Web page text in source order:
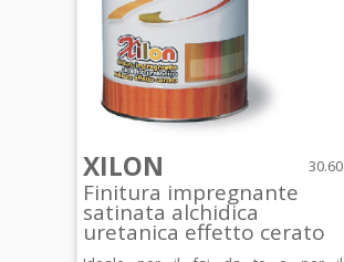
30.60
XILON
Finitura impregnante
satinata alchidica
uretanica effetto cerato